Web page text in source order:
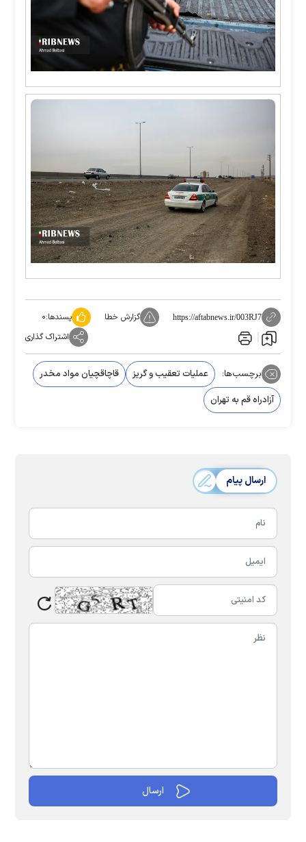
https://aftabnews.ir/003RJ7 گزارش خطا پسندها:۰
اشتراک گذاری
برچسب‌ها: عملیات تعقیب و گریز
قاچاقچیان مواد مخدر
آزادراه قم به تهران
ارسال پیام